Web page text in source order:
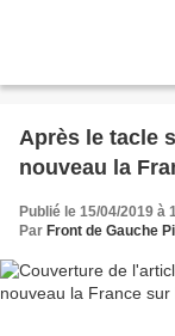
Après le tacle
nouveau la
Publié le 15/04/2019 à
Par Front de Gauche